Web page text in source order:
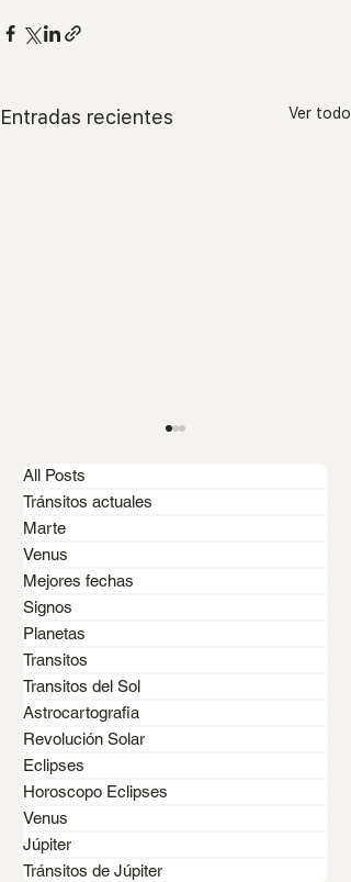
Entradas recientes Ver todo
ASTROCARTOGRAFIA y
astrología de
relocación: en qué se
parecen y en qué no
All Posts
Tránsitos actuales
Marte
Venus
Mejores fechas
Signos
Planetas
Transitos
Transitos del Sol
Astrocartografia
Revolución Solar
Eclipses
Horoscopo Eclipses
Venus
Júpiter
Tránsitos de Júpiter